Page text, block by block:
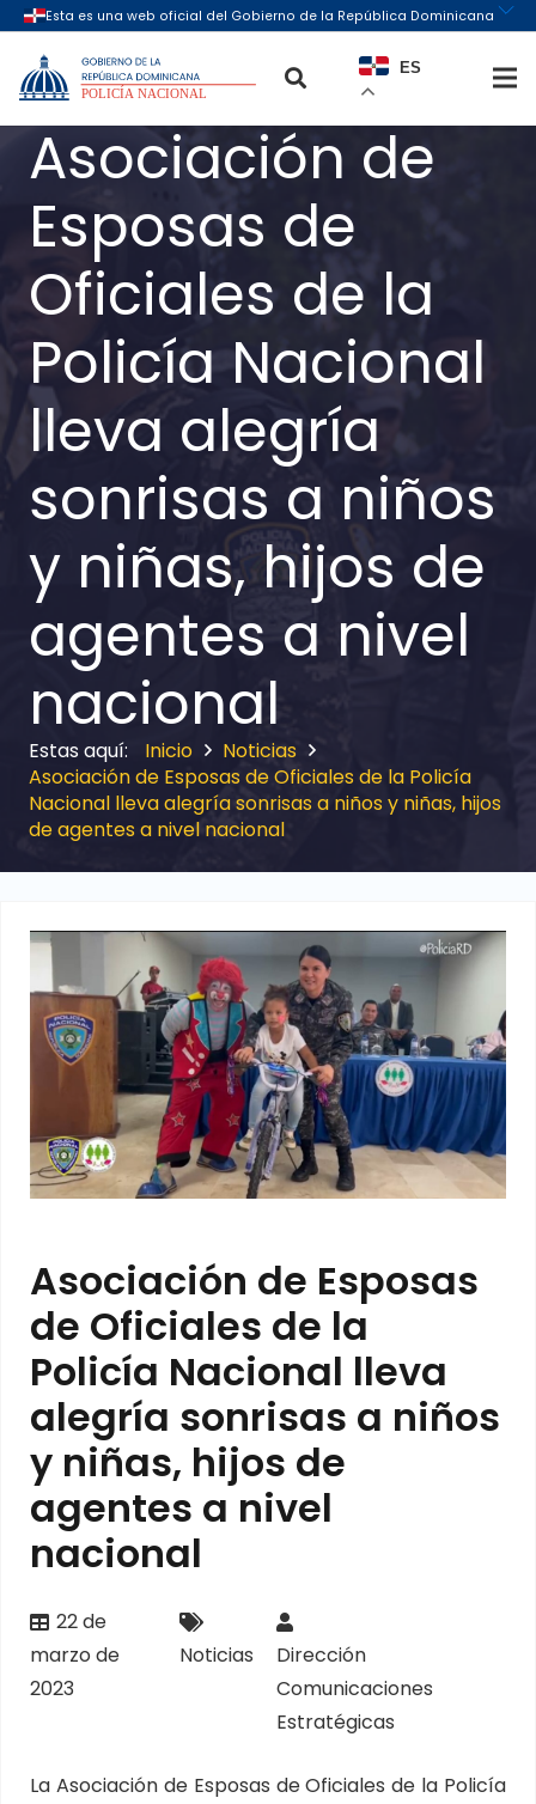
ES
Asociación de
Esposas de
Oficiales de la
Policía Nacional
lleva alegría
sonrisas a niños
y niñas, hijos de
agentes a nivel
nacional
Inicio
Noticias
Asociación de Esposas de Oficiales de la Policía
Nacional lleva alegría sonrisas a niños y niñas, hijos
de agentes a nivel nacional
Asociación de Esposas
de Oficiales de la
Policía Nacional lleva
alegría sonrisas a niños
y niñas, hijos de
agentes a nivel
nacional
22 de
marzo de
2023
Noticias
Dirección
Comunicaciones
Estratégicas
La Asociación de Esposas de Oficiales de la Policía